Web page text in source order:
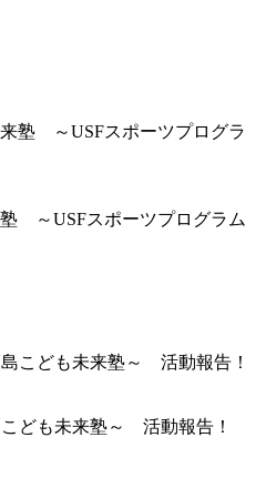
～USFスポーツプログラム
こども未来塾～ 活動報告！